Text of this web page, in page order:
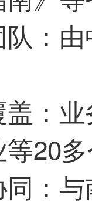
：由
：业
20
：与